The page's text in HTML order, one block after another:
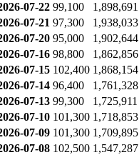
07-22 99,100 1,898,691
07-21 97,300 1,938,033
07-20 95,000 1,902,644
07-16 98,800 1,862,856
07-15 102,400 1,868,154
07-14 96,400 1,761,328
07-13 99,300 1,725,911
07-10 101,300 1,718,853
07-09 101,300 1,709,895
07-08 102,500 1,547,287